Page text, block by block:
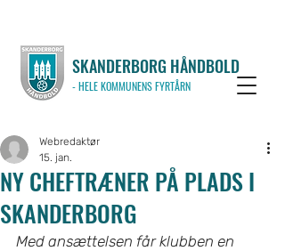
SKANDERBORG HÅNDBOLD
- HELE KOMMUNENS FYRTÅRN
NY CHEFTRÆNER PÅ PLADS I
SKANDERBORG
Webredaktør
15. jan.
Med ansættelsen får klubben en